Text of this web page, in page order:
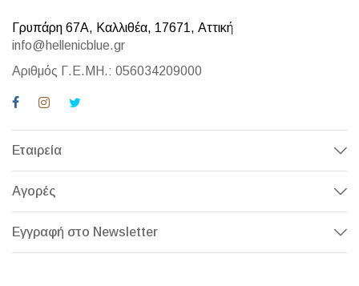
Γρυπάρη 67Α, Καλλιθέα, 17671, Αττική
info@hellenicblue.gr
Αριθμός Γ.Ε.ΜΗ.: 056034209000
Εταιρεία
Αγορές
Εγγραφή στο Newsletter